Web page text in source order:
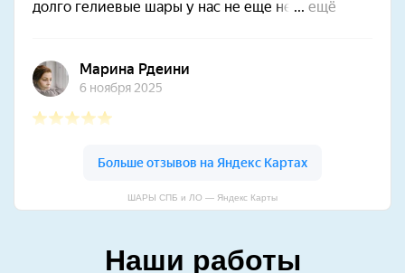
ШАРЫ СПБ и ЛО — Яндекс Карты
Наши работы